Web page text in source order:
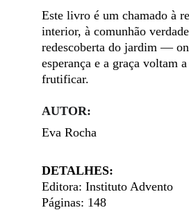
Este livro é um chamado à
interior, à comunhão
redescoberta do jardim —
esperança e a graça voltam
frutificar.
AUTOR:
Eva Rocha
DETALHES:
Editora: Instituto Advento
Páginas: 148